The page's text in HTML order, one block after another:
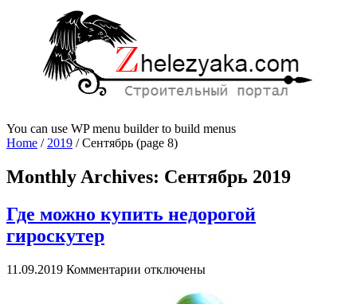
You can use WP menu builder to build menus
Home /2019 /Сентябрь (page 8)
Monthly Archives: Сентябрь 2019
Где можно купить недорогой
гироскутер
11.09.2019 Комментарии котключены